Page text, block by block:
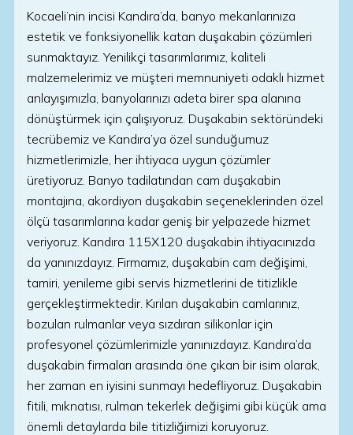
Kocaeli’nin incisi Kandıra’da, banyo mekanlarınıza
estetik ve fonksiyonellik katan duşakabin çözümleri
sunmaktayız. Yenilikçi tasarımlarımız, kaliteli
malzemelerimiz ve müşteri memnuniyeti odaklı hizmet
anlayışımızla, banyolarınızı adeta birer spa alanına
dönüştürmek için çalışıyoruz. Duşakabin sektöründeki
tecrübemiz ve Kandıra’ya özel sunduğumuz
hizmetlerimizle, her ihtiyaca uygun çözümler
üretiyoruz. Banyo tadilatından cam duşakabin
montajına, akordiyon duşakabin seçeneklerinden özel
ölçü tasarımlarına kadar geniş bir yelpazede hizmet
veriyoruz. Kandıra 115X120 duşakabin ihtiyacınızda
da yanınızdayız. Firmamız, duşakabin cam değişimi,
tamiri, yenileme gibi servis hizmetlerini de titizlikle
gerçekleştirmektedir. Kırılan duşakabin camlarınız,
bozulan rulmanlar veya sızdıran silikonlar için
profesyonel çözümlerimizle yanınızdayız. Kandıra’da
duşakabin firmaları arasında öne çıkan bir isim olarak,
her zaman en iyisini sunmayı hedefliyoruz. Duşakabin
fitili, mıknatısı, rulman tekerlek değişimi gibi küçük ama
önemli detaylarda bile titizliğimizi koruyoruz.